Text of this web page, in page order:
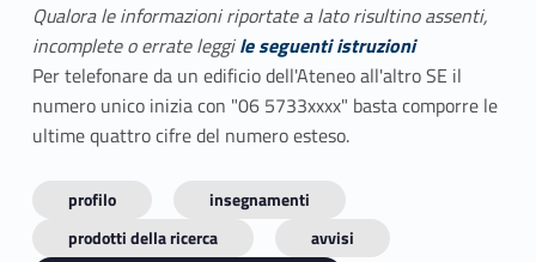
Qualora le informazioni riportate a lato risultino assenti,
incomplete o errate leggile seguenti istruzioni
Per telefonare da un edificio dell'Ateneo all'altro SE il
numero unico inizia con "06 5733xxxx" basta comporre le
ultime quattro cifre del numero esteso.
profilo
insegnamenti
prodotti della ricerca
avvisi